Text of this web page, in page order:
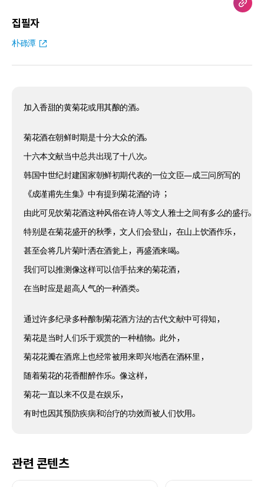
집필자
朴碌潭
加入香甜的黄菊花或用其酿的酒。
菊花酒在朝鲜时期是十分大众的酒。
十六本文献当中总共出现了十八次。
韩国中世纪封建国家朝鲜初期代表的一位文臣—成三问所写的
《成谨甫先生集》中有提到菊花酒的诗 ；
由此可见饮菊花酒这种风俗在诗人等文人雅士之间有多么的盛行。
特别是在菊花盛开的秋季，文人们会登山，在山上饮酒作乐，
甚至会将几片菊叶洒在酒瓮上，再盛酒来喝。
我们可以推测像这样可以信手拈来的菊花酒，
在当时应是超高人气的一种酒类。
通过许多纪录多种酿制菊花酒方法的古代文献中可得知，
菊花是当时人们乐于观赏的一种植物。此外，
菊花花瓣在酒席上也经常被用来即兴地洒在酒杯里，
随着菊花的花香酣醉作乐。像这样，
菊花一直以来不仅是在娱乐，
有时也因其预防疾病和治疗的功效而被人们饮用。
관련 콘텐츠